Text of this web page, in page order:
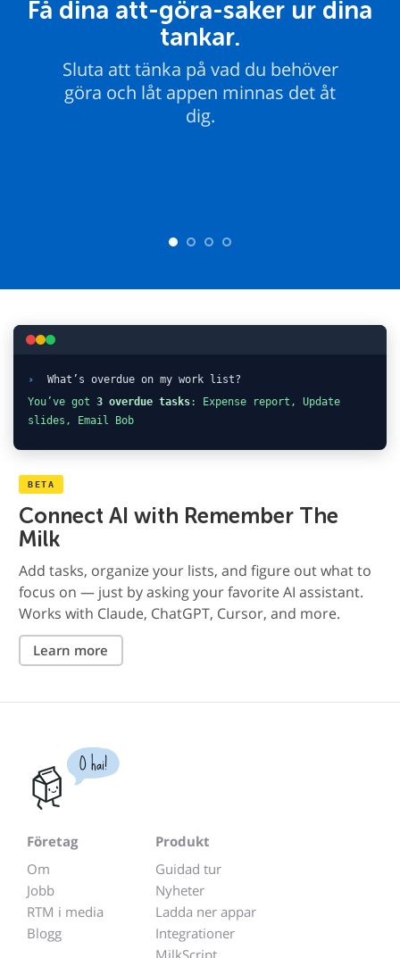
Få dina att-göra-saker ur dina
tankar.
Sluta att tänka på vad du behöver
göra och låt appen minnas det åt
dig.
›
What’s overdue on my work list?
You’ve got 3 overdue tasks: Expense report, Update
slides, Email Bob
BETA
Connect AI with Remember The
Milk
Add tasks, organize your lists, and figure out what to
focus on — just by asking your favorite AI assistant.
Works with Claude, ChatGPT, Cursor, and more.
Learn more
O hai!
Företag
Om
Jobb
RTM i media
Blogg
Produkt
Guidad tur
Nyheter
Ladda ner appar
Integrationer
MilkScript